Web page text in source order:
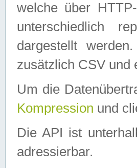
welche über
unterschiedlich
dargestellt
zusätzlich CSV und
Um die
Kompression und
Die API ist
adressierbar.